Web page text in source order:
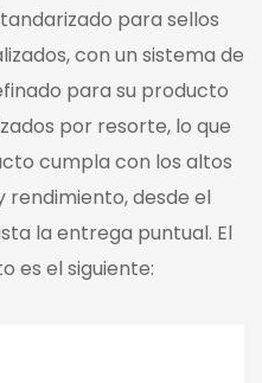
para sellos
con un sistema de
para su producto
por resorte, lo que
cumpla con los altos
rendimiento, desde el
la entrega puntual. El
es el siguiente: